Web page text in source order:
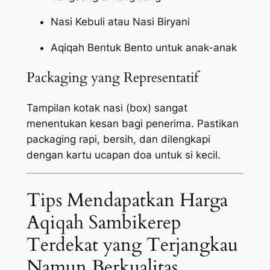
Nasi Kebuli atau Nasi Biryani
Aqiqah Bentuk Bento untuk anak-anak
Packaging yang Representatif
Tampilan kotak nasi (box) sangat
menentukan kesan bagi penerima. Pastikan
packaging rapi, bersih, dan dilengkapi
dengan kartu ucapan doa untuk si kecil.
Tips Mendapatkan Harga
Aqiqah Sambikerep
Terdekat yang Terjangkau